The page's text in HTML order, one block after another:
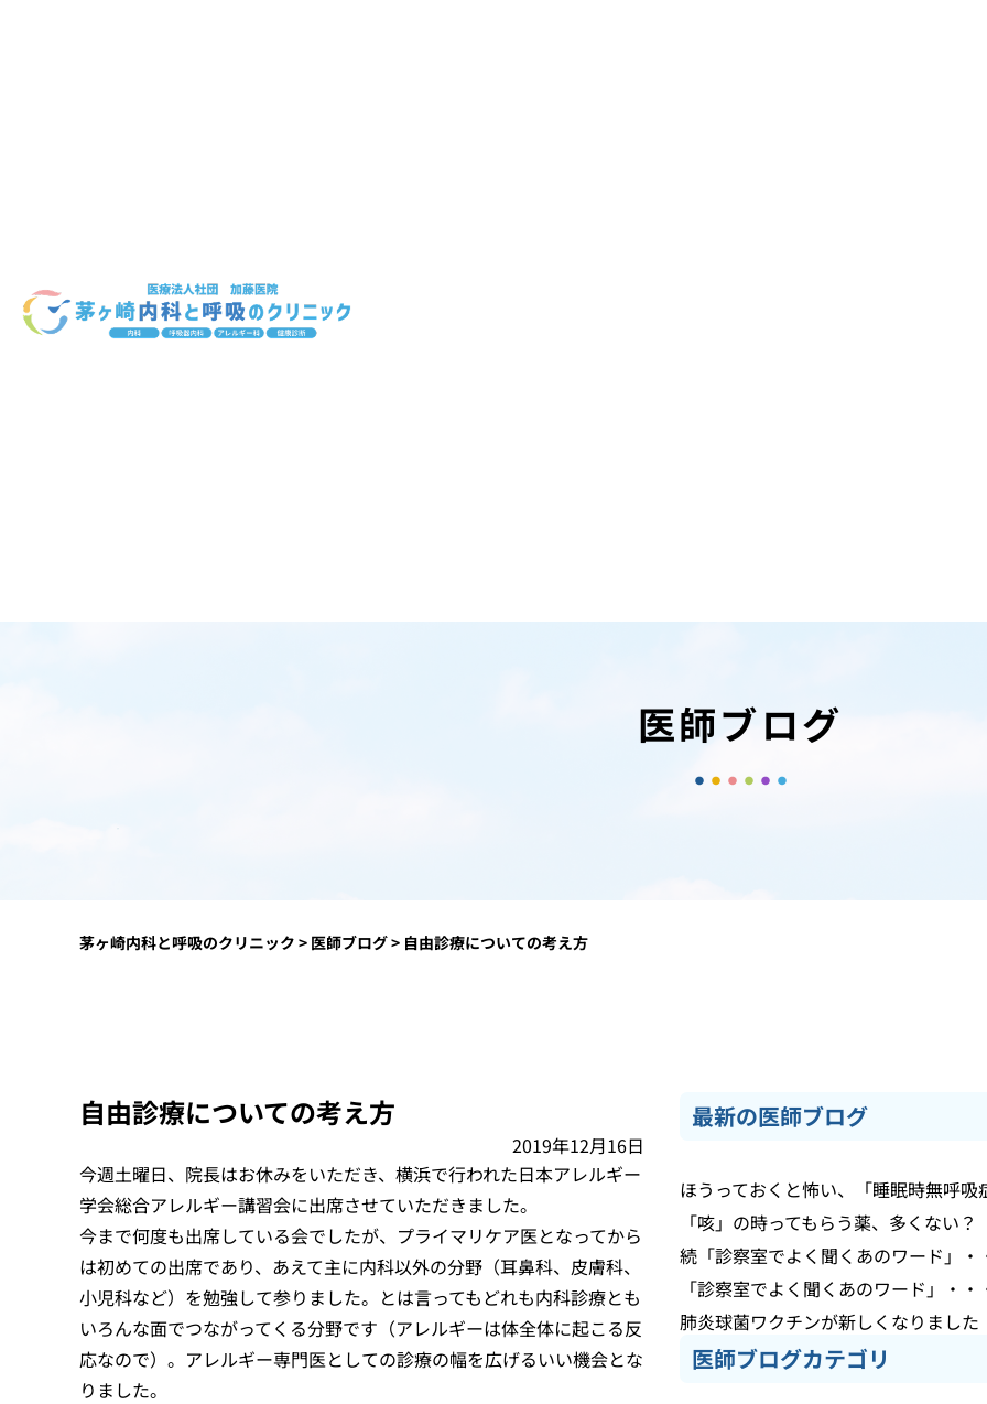
医師ブログ
茅ヶ崎内科と呼吸のクリニック > 医師ブログ> 自由診療についての考え方
自由診療についての考え方
2019年12月16日
今週土曜日、院長はお休みをいただき、横浜で行われた日本アレルギー
学会総合アレルギー講習会に出席させていただきました。
今まで何度も出席している会でしたが、プライマリケア医となってから
は初めての出席であり、あえて主に内科以外の分野（耳鼻科、皮膚科、
小児科など）を勉強して参りました。とは言ってもどれも内科診療とも
いろんな面でつながってくる分野です（アレルギーは体全体に起こる反
応なので）。アレルギー専門医としての診療の幅を広げるいい機会とな
りました。
最新の医師ブログ
ほうっておくと怖い、「睡眠時無呼
「咳」の時ってもらう薬、多くない
続「診察室でよく聞くあのワード」
「診察室でよく聞くあのワード」・
肺炎球菌ワクチンが新しくなりまし
医師ブログカテゴリ